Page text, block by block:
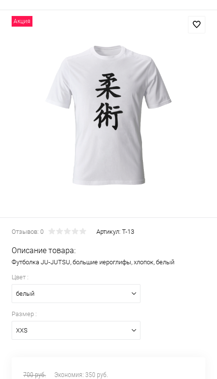
Акция
Отзывов: 0 Артикул: T-13
Описание товара:
Футболка JU-JUTSU, большие иероглифы, хлопок, белый
Цвет :
белый
Размер :
XXS
700 руб. Экономия: 350 руб.